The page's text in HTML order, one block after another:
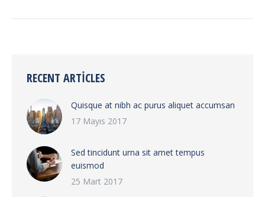
RECENT ARTICLES
Quisque at nibh ac purus aliquet accumsan
17 Mayıs 2017
Sed tincidunt urna sit amet tempus
euismod
25 Mart 2017